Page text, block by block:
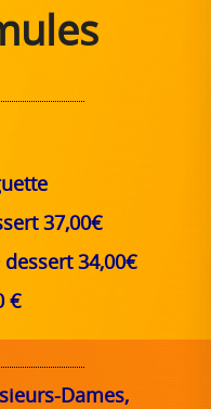
37,00€
34,00€
€
Dames,